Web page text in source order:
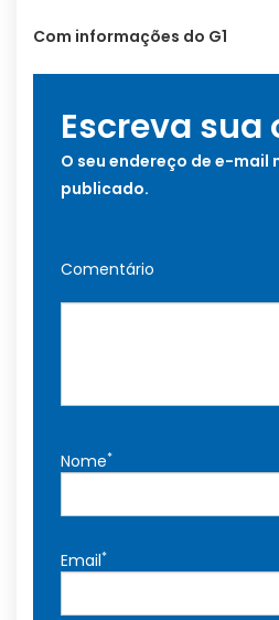
Com informações do G1
Escreva sua
O seu endereço de e-mail
publicado.
Comentário
Nome*
Email*